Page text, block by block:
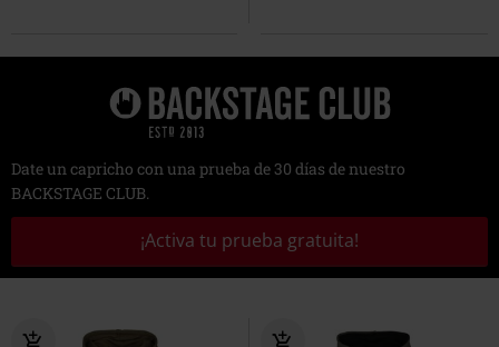
Date un capricho con una prueba de 30 días de nuestro
BACKSTAGE CLUB.
¡Activa tu prueba gratuita!